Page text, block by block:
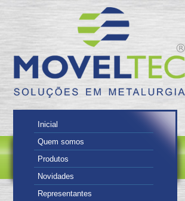
Inicial
Quem somos
Produtos
Novidades
Representantes